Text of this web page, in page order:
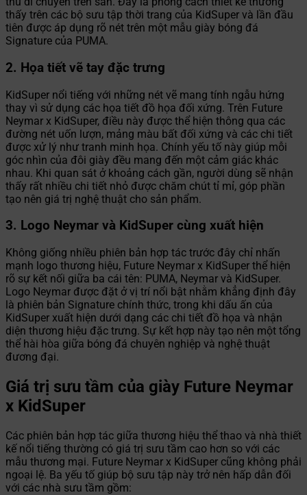
thấy trên các bộ sưu tập thời trang của KidSuper và lần đầu
tiên được áp dụng rõ nét trên một mẫu giày bóng đá
Signature của PUMA.
2. Họa tiết vẽ tay đặc trưng
KidSuper nổi tiếng với những nét vẽ mang tính ngẫu hứng
thay vì sử dụng các họa tiết đồ họa đối xứng. Trên Future
Neymar x KidSuper, điều này được thể hiện thông qua các
đường nét uốn lượn, mảng màu bất đối xứng và các chi tiết
được xử lý như tranh minh họa. Chính yếu tố này giúp mỗi
góc nhìn của đôi giày đều mang đến một cảm giác khác
nhau. Khi quan sát ở khoảng cách gần, người dùng sẽ nhận
thấy rất nhiều chi tiết nhỏ được chăm chút tỉ mỉ, góp phần
tạo nên giá trị nghệ thuật cho sản phẩm.
3. Logo Neymar và KidSuper cùng xuất hiện
Không giống nhiều phiên bản hợp tác trước đây chỉ nhấn
mạnh logo thương hiệu, Future Neymar x KidSuper thể hiện
rõ sự kết nối giữa ba cái tên: PUMA, Neymar và KidSuper.
Logo Neymar được đặt ở vị trí nổi bật nhằm khẳng định đây
là phiên bản Signature chính thức, trong khi dấu ấn của
KidSuper xuất hiện dưới dạng các chi tiết đồ họa và nhận
diện thương hiệu đặc trưng. Sự kết hợp này tạo nên một tổng
thể hài hòa giữa bóng đá chuyên nghiệp và nghệ thuật
đương đại.
Giá trị sưu tầm của giày Future Neymar
x KidSuper
Các phiên bản hợp tác giữa thương hiệu thể thao và nhà thiết
kế nổi tiếng thường có giá trị sưu tầm cao hơn so với các
mẫu thương mại. Future Neymar x KidSuper cũng không phải
ngoại lệ. Ba yếu tố giúp bộ sưu tập này trở nên hấp dẫn đối
với các nhà sưu tầm gồm: